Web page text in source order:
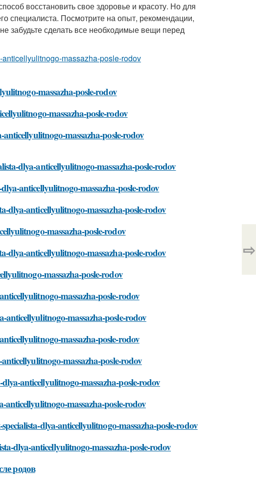
восстановить свое здоровье и красоту. Но для
специалиста. Посмотрите на опыт, рекомендации,
забудьте сделать все необходимые вещи перед
massazha-posle-rodov
massazha-posle-rodov
massazha-posle-rodov
massazha-posle-rodov
dlya-anticellyulitnogo-massazha-posle-rodov
anticellyulitnogo-massazha-posle-rodov
dlya-anticellyulitnogo-massazha-posle-rodov
massazha-posle-rodov
dlya-anticellyulitnogo-massazha-posle-rodov
massazha-posle-rodov
massazha-posle-rodov
massazha-posle-rodov
massazha-posle-rodov
massazha-posle-rodov
anticellyulitnogo-massazha-posle-rodov
massazha-posle-rodov
dlya-anticellyulitnogo-massazha-posle-rodov
dlya-anticellyulitnogo-massazha-posle-rodov
родов
⇨